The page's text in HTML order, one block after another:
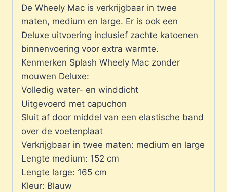
De Wheely Mac is verkrijgbaar in twee
maten, medium en large. Er is ook een
Deluxe uitvoering inclusief zachte katoenen
binnenvoering voor extra warmte.
Kenmerken Splash Wheely Mac zonder
mouwen Deluxe:
Volledig water- en winddicht
Uitgevoerd met capuchon
Sluit af door middel van een elastische band
over de voetenplaat
Verkrijgbaar in twee maten: medium en large
Lengte medium: 152 cm
Lengte large: 165 cm
Kleur: Blauw